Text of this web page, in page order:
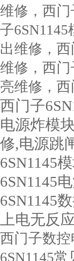
维修，西门
子
出维修，
维修，西
亮维修，
西门子
电源炸模
修,电源跳
6SN1145
6SN1145
6SN1145
上电无反
西门子数控
6SN1145